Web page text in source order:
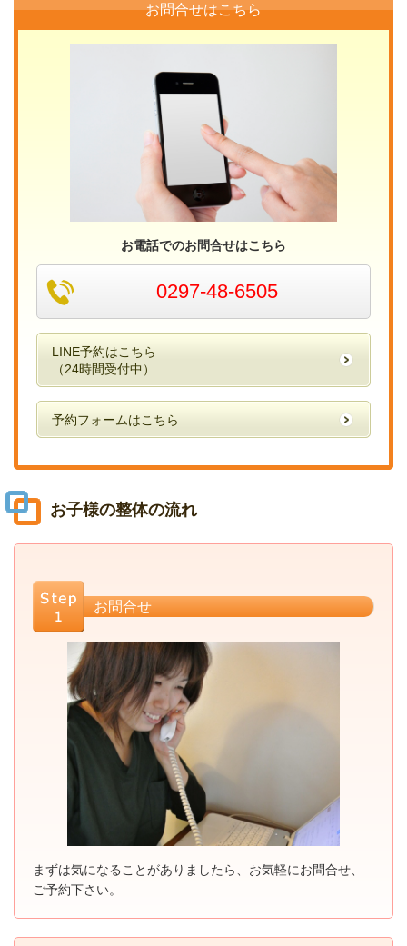
お問合せはこちら
お電話でのお問合せはこちら
0297-48-6505
LINE予約はこちら
（24時間受付中）
予約フォームはこちら
お子様の整体の流れ
お問合せ
まずは気になることがありましたら、お気軽にお問合せ、
ご予約下さい。